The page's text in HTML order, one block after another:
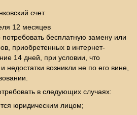
счет
12 месяцев
бесплатную замену или
приобретенных в интернет-
14 дней, при условии, что
возникли не по его вине,
в следующих случаях:
юридическим лицом;